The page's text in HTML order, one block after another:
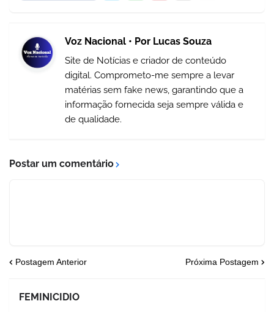
Voz Nacional • Por Lucas Souza
Site de Notícias e criador de conteúdo
digital. Comprometo-me sempre a levar
matérias sem fake news, garantindo que a
informação fornecida seja sempre válida e
de qualidade.
Postar um comentário
Postagem Anterior Próxima Postagem
FEMINICIDIO